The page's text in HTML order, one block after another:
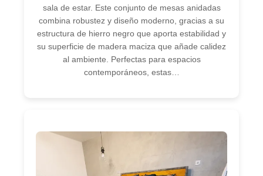
sala de estar. Este conjunto de mesas anidadas
combina robustez y diseño moderno, gracias a su
estructura de hierro negro que aporta estabilidad y
su superficie de madera maciza que añade calidez
al ambiente. Perfectas para espacios
contemporáneos, estas…